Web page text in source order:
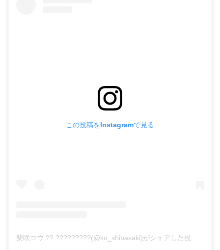
この投稿をInstagramで見る
柴咲コウ ?? ?????????(@ko_shibasaki)がシェアした投稿